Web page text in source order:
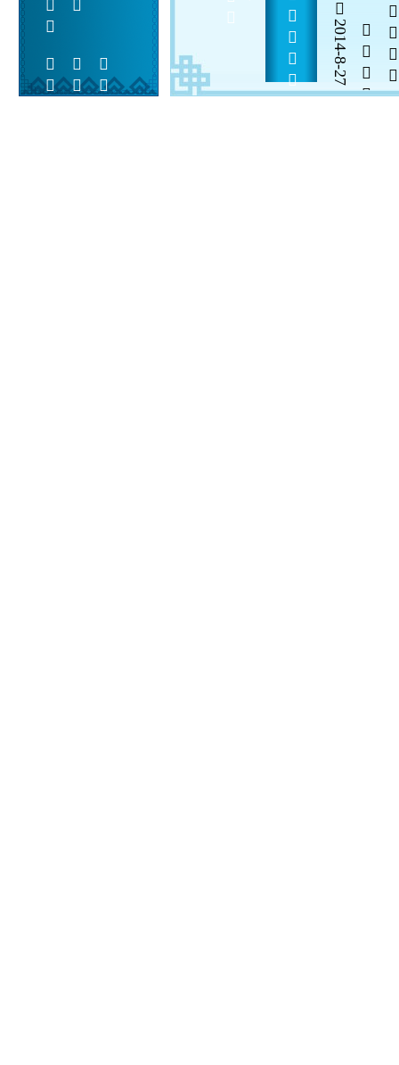
                2014-8-27